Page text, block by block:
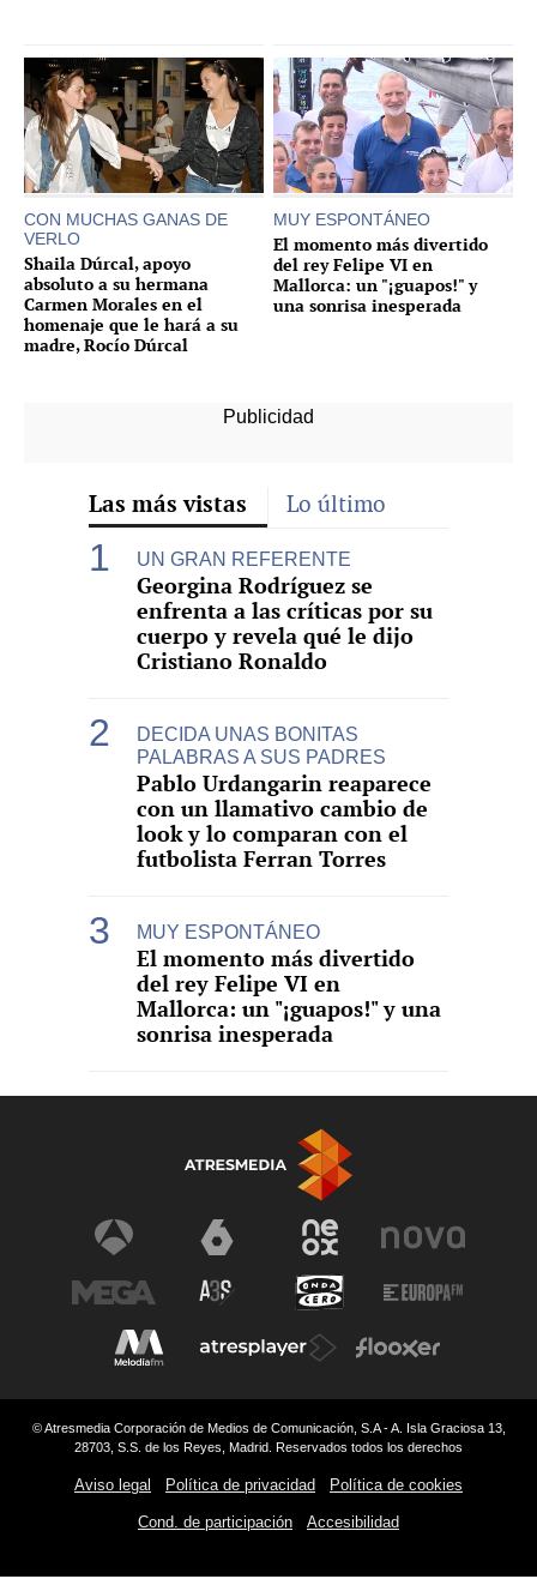
CON MUCHAS GANAS DE
VERLO
Shaila Dúrcal, apoyo
absoluto a su hermana
Carmen Morales en el
homenaje que le hará a su
madre, Rocío Dúrcal
MUY ESPONTÁNEO
El momento más divertido
del rey Felipe VI en
Mallorca: un "¡guapos!" y
una sonrisa inesperada
Las más vistas Lo último
UN GRAN REFERENTE
Georgina Rodríguez se
enfrenta a las críticas por su
cuerpo y revela qué le dijo
Cristiano Ronaldo
DECIDA UNAS BONITAS
PALABRAS A SUS PADRES
Pablo Urdangarin reaparece
con un llamativo cambio de
look y lo comparan con el
futbolista Ferran Torres
MUY ESPONTÁNEO
El momento más divertido
del rey Felipe VI en
Mallorca: un "¡guapos!" y una
sonrisa inesperada
© Atresmedia Corporación de Medios de Comunicación, S.A - A. Isla Graciosa 13,
28703, S.S. de los Reyes, Madrid. Reservados todos los derechos
Aviso legal Política de privacidad Política de cookies
Cond. de participación Accesibilidad